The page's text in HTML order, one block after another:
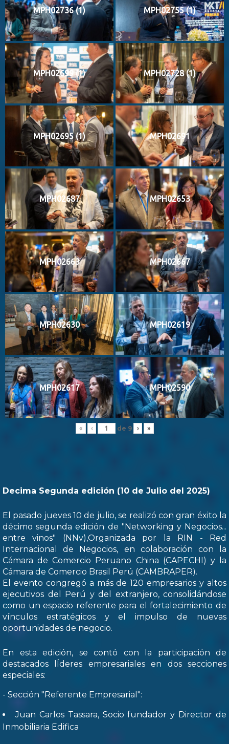
MPH02736 (1) MPH02755 (1)
MPH02699 (1) MPH02728 (1)
MPH02695 (1) MPH02691
MPH02687 MPH02653
MPH02663 MPH02667
MPH02630 MPH02619
MPH02617 MPH02590
« ‹ de 9 › »
Decima Segunda edición (10 de Julio del 2025)
El pasado jueves 10 de julio, se realizó con gran éxito la
décimo segunda edición de "Networking y Negocios...
entre vinos" (NNv),Organizada por la RIN - Red
Internacional de Negocios, en colaboración con la
Cámara de Comercio Peruano China (CAPECHI) y la
Cámara de Comercio Brasil Perú (CAMBRAPER).
El evento congregó a más de 120 empresarios y altos
ejecutivos del Perú y del extranjero, consolidándose
como un espacio referente para el fortalecimiento de
vínculos estratégicos y el impulso de nuevas
oportunidades de negocio.
En esta edición, se contó con la participación de
destacados lÍderes empresariales en dos secciones
especiales:
- Sección "Referente Empresarial":
Juan Carlos Tassara, Socio fundador y Director de
Inmobiliaria Edifica